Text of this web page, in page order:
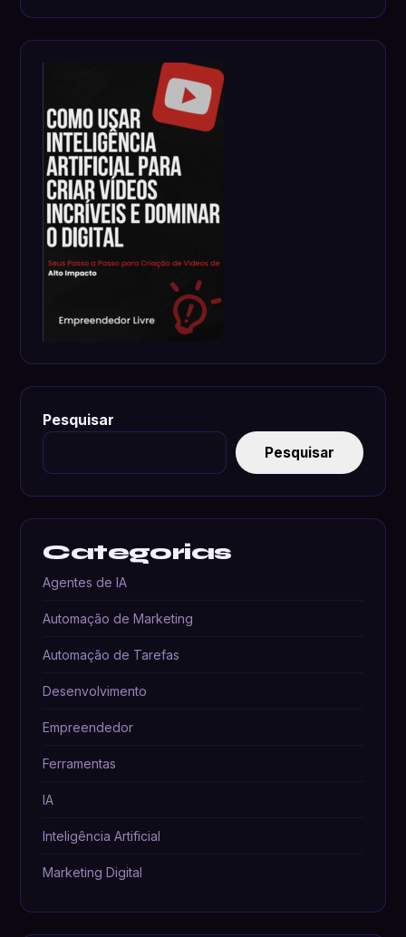
Pesquisar
Pesquisar
Categorias
Agentes de IA
Automação de Marketing
Automação de Tarefas
Desenvolvimento
Empreendedor
Ferramentas
IA
Inteligência Artificial
Marketing Digital